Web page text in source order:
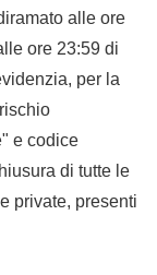
alle ore
ore 23:59 di
per la
e codice
di tutte le
private, presenti